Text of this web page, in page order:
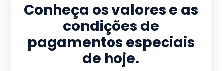
Conheça os valores e as
condições de
pagamentos especiais
de hoje.